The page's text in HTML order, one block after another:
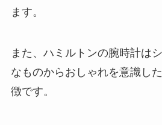
ます。
また、ハミルトンの腕時計は
なものからおしゃれを意識し
徴です。